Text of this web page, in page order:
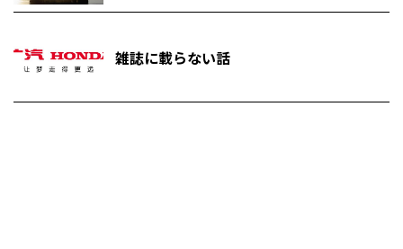
雑誌に載らない話